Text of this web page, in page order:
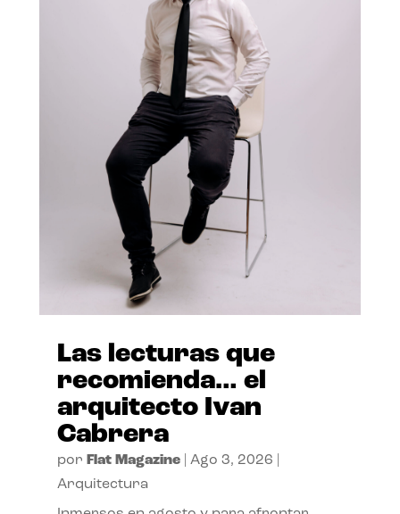
Las lecturas que
recomienda… el
arquitecto Ivan
Cabrera
por Flat Magazine| Ago 3, 2026
Arquitectura